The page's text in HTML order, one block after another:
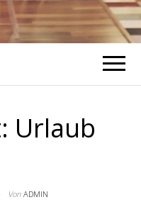
Urlaub
Von ADMIN